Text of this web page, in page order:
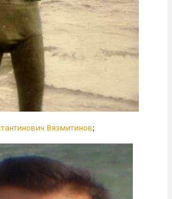
Вязмитинов;